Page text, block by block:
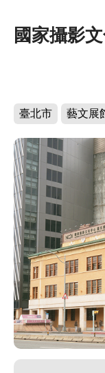
國家攝影
臺北市 藝文展